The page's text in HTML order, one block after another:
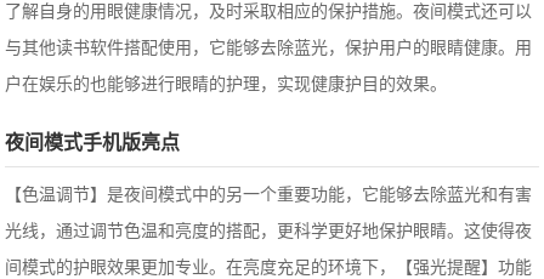
了解自身的用眼健康情况，及时采取相应的保护措施。夜间模式还可以
与其他读书软件搭配使用，它能够去除蓝光，保护用户的眼睛健康。用
户在娱乐的也能够进行眼睛的护理，实现健康护目的效果。
夜间模式手机版亮点
【色温调节】是夜间模式中的另一个重要功能，它能够去除蓝光和有害
光线，通过调节色温和亮度的搭配，更科学更好地保护眼睛。这使得夜
间模式的护眼效果更加专业。在亮度充足的环境下，【强光提醒】功能